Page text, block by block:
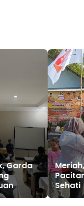
Garda
Sehati